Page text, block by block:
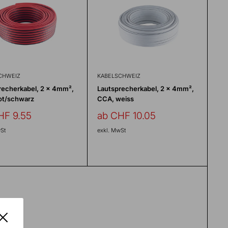
2 x 4mm²,
schwarz
9.55
KABELSCHWEIZ
Lautsprecherkabel, 2 x 4mm²,
CCA, weiss
Sonderpreis
ab CHF 10.05
exkl. MwSt